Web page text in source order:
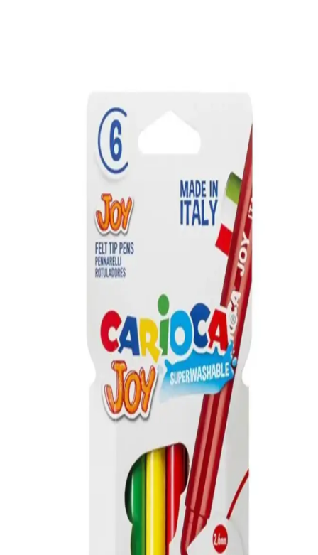
Midilife Lifebed Cotton Yaylı Yatak 65x95 cm doğal
malzeme ve ergonomik tasarım ile sağlıklı uyku
Midilife Lifebed Cotton Yaylı Yatak, doğal malzeme, çift taraflı
kullanım ve ergonomik tasarımıyla çocuklar ve bebekler için ideal,
uzun ömürlü ve hijyenik uyku ortamı sunar.
Mor Lila Beyaz Doğum Günü Balon Zincir Seti
Renkli ve Şık Parti Dekorasyonu İçin Uygun
Renkli ve dayanıklı balonlardan oluşan bu set, doğum günü
kutlamalarına şıklık ve canlılık katar, kolay kurulumu ile partilerinizi
Parti Dolabı 6 Adet 14'' Safari Folyo Balon Hayvan
Seti Renkli ve Eğlenceli Dekorasyon Ürünü
14 inçlik hayvan figürlü folyo balonlar, doğa ve hayvan temalı
etkinliklerde canlılık ve eğlence katmak için ideal, dayanıklı ve
kolay şişirilebilir, renkli dekorasyon ürünü.
Neobebek Stick4ever Forest: Çocuklar İçin Yaratıcı
ve Eğlenceli Sticker Seti
Neobebek Stick4ever Forest, çocuklara doğa temalı yaratıcı sticker
deneyimi sunar. Eğlenceli ve sanatsal aktivitelerle çocukların hayal
gücünü destekler, el becerilerini geliştirir.
Minika Çocuk Özel Seri 5 ve Turkuvaz Minika Go